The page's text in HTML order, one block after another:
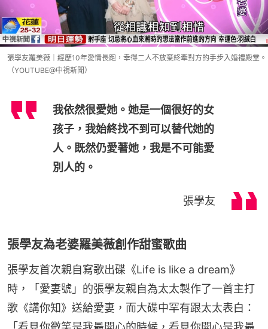
張學友羅美薇｜經歷10年愛情長跑，幸得二人不放棄終牽對方的手步入婚禮殿堂。
（YOUTUBE@中視新聞）
我依然很愛她。她是一個很好的女
孩子，我始終找不到可以替代她的
人。既然仍愛著她，我是不可能愛
別人的。
張學友
張學友為老婆羅美薇創作甜蜜歌曲
張學友首次親自寫歌出碟《Life is like a dream》
時，「愛妻號」的張學友親自為太太製作了一首主打
歌《講你知》送給愛妻，而大碟中罕有跟太太表白：